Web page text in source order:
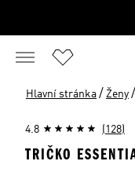
Hlavní stránka / Ženy /
4.8 (128)
TRIČKO